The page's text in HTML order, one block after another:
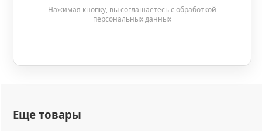
Нажимая кнопку, вы соглашаетесь с обработкой
персональных данных